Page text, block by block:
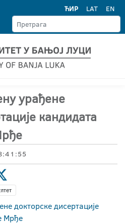
ЋИР LAT EN
урађене
кандидата
докторске дисертације
Мрђе